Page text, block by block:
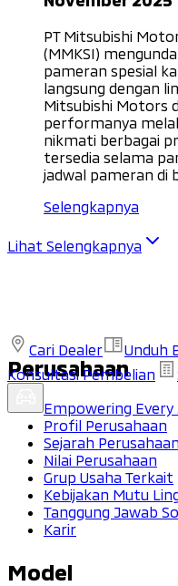
PT Mitsubishi
(MMKSI)
pameran spesial
langsung dengan
Mitsubishi Motors
performanya
nikmati berbagai
tersedia selama
jadwal pameran di
Selengkapnya
Lihat Selengkapnya
Cari Dealer Unduh
Konsultasi Pembelian
Perusahaan
Empowering Every
Profil Perusahaan
Sejarah Perusahaan
Nilai Perusahaan
Grup Usaha Terkait
Kebijakan Mutu
Tanggung Jawab
Karir
Model